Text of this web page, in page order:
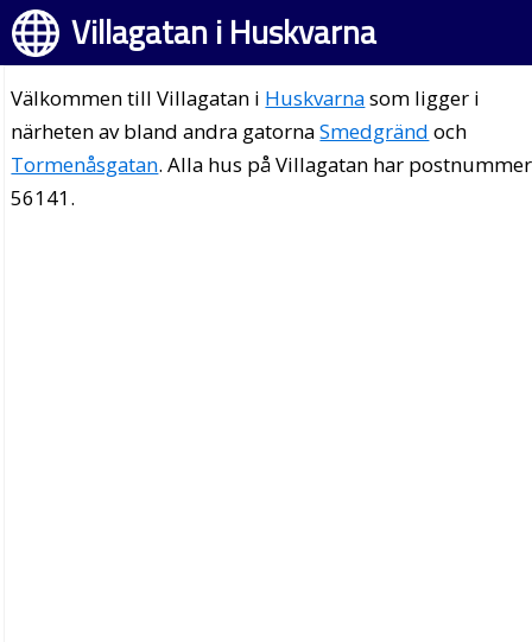
Villagatan i Huskvarna
Välkommen till Villagatan i Huskvarnasom ligger i
närheten av bland andra gatornaSmedgränd och
Tormenåsgatan. Alla hus på Villagatan har postnummer
56141.